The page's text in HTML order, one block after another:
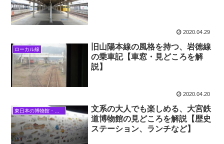
2020.04.29
ローカル線
旧山陽本線の風格を持つ、岩徳線
の乗車記【車窓・見どころを解
説】
2020.04.20
東日本の博物館・資料館
文系の大人でも楽しめる、大宮鉄
道博物館の見どころを解説【歴史
ステーション、ランチなど】